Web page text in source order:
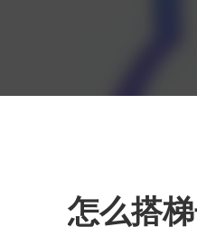
怎么搭